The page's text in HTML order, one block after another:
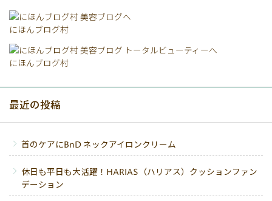
にほんブログ村
にほんブログ村
最近の投稿
首のケアにBnD ネックアイロンクリーム
休日も平日も大活躍！HARIAS（ハリアス）クッションファン
デーション